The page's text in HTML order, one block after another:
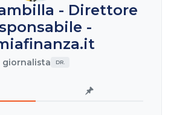
- Direttore
-
giornalista DR.